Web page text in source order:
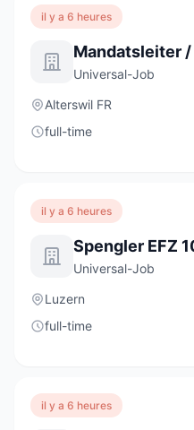
il y a 6 heures
Universal-Job
Alterswil FR
full-time
il y a 6 heures
Spengler EFZ
Universal-Job
Luzern
full-time
il y a 6 heures